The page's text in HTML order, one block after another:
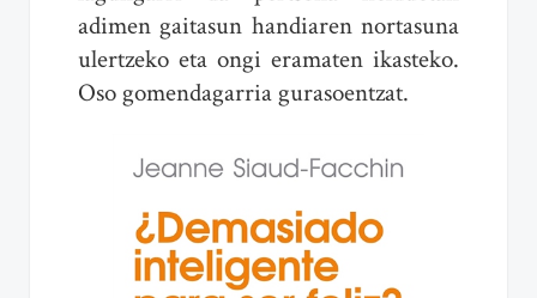
adimen gaitasun handiaren nortasuna
ulertzeko eta ongi eramaten ikasteko.
Oso gomendagarria gurasoentzat.